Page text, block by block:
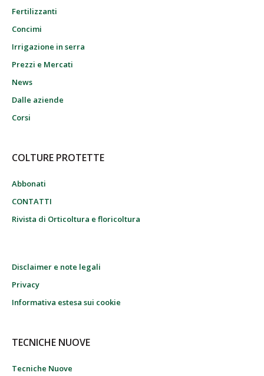
Fertilizzanti
Concimi
Irrigazione in serra
Prezzi e Mercati
News
Dalle aziende
Corsi
COLTURE PROTETTE
Abbonati
CONTATTI
Rivista di Orticoltura e floricoltura
Disclaimer e note legali
Privacy
Informativa estesa sui cookie
TECNICHE NUOVE
Tecniche Nuove